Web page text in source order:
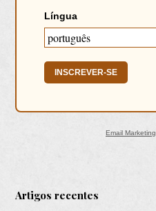
Língua
INSCREVER-SE
Email Marketing
Artigos recentes